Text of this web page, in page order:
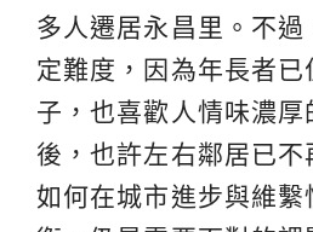
多人遷居永昌里。不
定難度，因為年長者已
子，也喜歡人情味濃厚
後，也許左右鄰居已不
如何在城市進步與維繫